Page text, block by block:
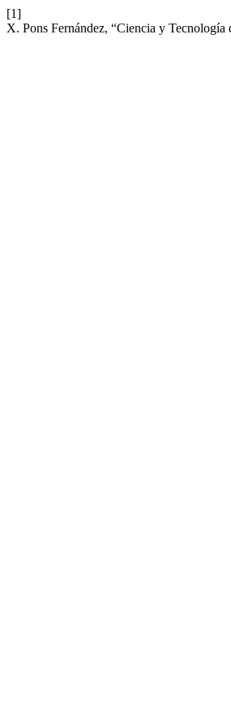
[1]
X. Pons Fernández, “Ciencia y